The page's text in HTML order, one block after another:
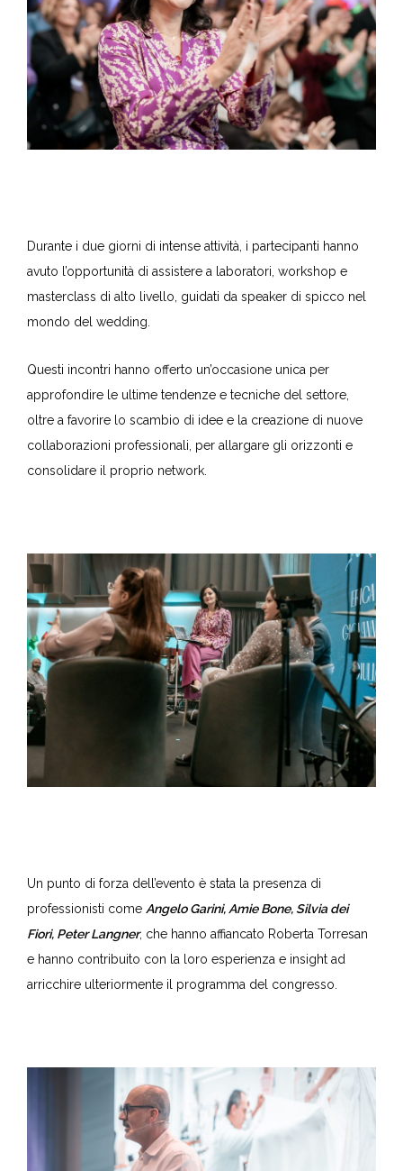
Durante i due giorni di intense attività, i partecipanti hanno
avuto l’opportunità di assistere a laboratori, workshop e
masterclass di alto livello, guidati da speaker di spicco nel
mondo del wedding.
Questi incontri hanno offerto un’occasione unica per
approfondire le ultime tendenze e tecniche del settore,
oltre a favorire lo scambio di idee e la creazione di nuove
collaborazioni professionali, per allargare gli orizzonti e
consolidare il proprio network.
Un punto di forza dell’evento è stata la presenza di
professionisti come Angelo Garini, Amie Bone, Silvia dei
Fiori, Peter Langner, che hanno affiancato Roberta Torresan
e hanno contribuito con la loro esperienza e insight ad
arricchire ulteriormente il programma del congresso.